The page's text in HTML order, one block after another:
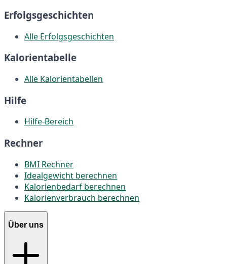
Erfolgsgeschichten
Alle Erfolgsgeschichten
Kalorientabelle
Alle Kalorientabellen
Hilfe
Hilfe-Bereich
Rechner
BMI Rechner
Idealgewicht berechnen
Kalorienbedarf berechnen
Kalorienverbrauch berechnen
Über uns